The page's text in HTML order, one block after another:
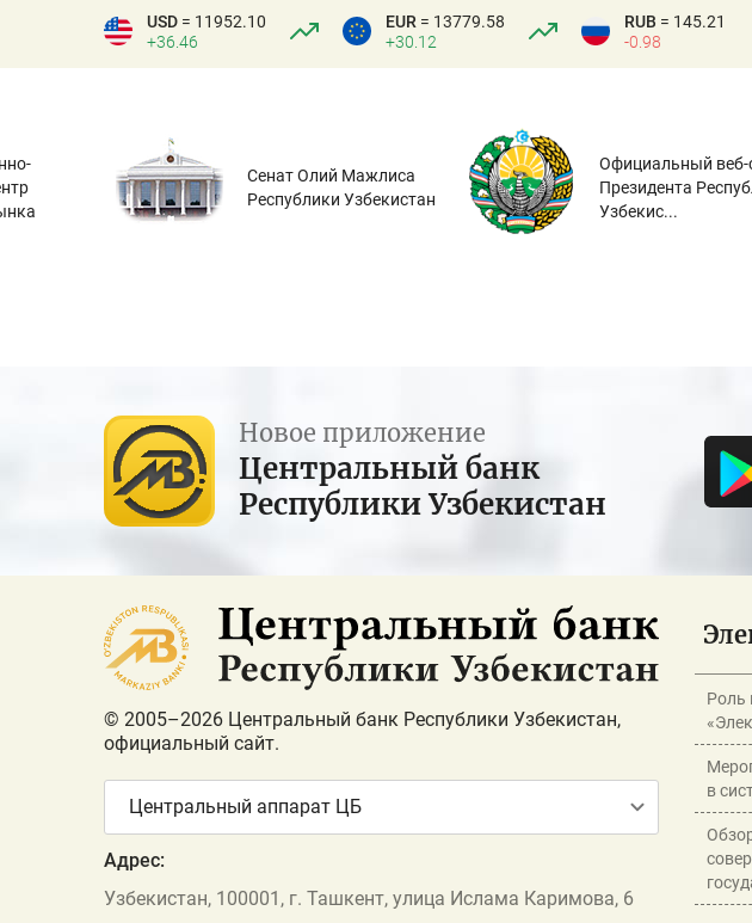
USD = 11952.10
+36.46
EUR = 13779.58
+30.12
RUB = 145.21
-0.98
Сенат Олий Мажлиса
Республики Узбекистан
Официальный веб-
Президента
Узбекис...
Новое приложение
Центральный банк
Республики Узбекистан
© 2005–2026 Центральный банк Республики Узбекистан,
официальный сайт.
Центральный аппарат ЦБ
Адрес:
Узбекистан, 100001, г. Ташкент, улица Ислама Каримова, 6
Роль
в